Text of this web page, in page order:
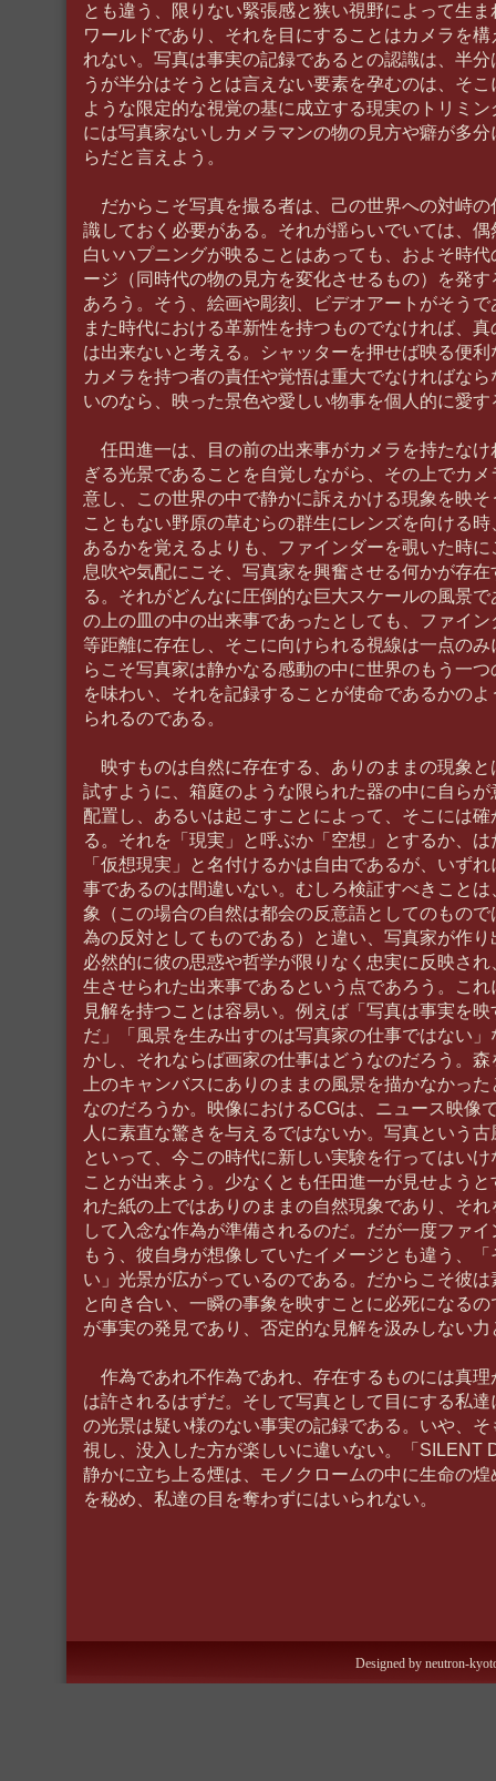
とも違う、限りない緊張感と狭い視野によって生
ワールドであり、それを目にすることはカメラを
れない。写真は事実の記録であるとの認識は、半
うが半分はそうとは言えない要素を孕むのは、そ
ような限定的な視覚の基に成立する現実のトリミ
には写真家ないしカメラマンの物の見方や癖が多
らだと言えよう。
だからこそ写真を撮る者は、己の世界への対峙の
識しておく必要がある。それが揺らいでいては、
白いハプニングが映ることはあっても、およそ時
ージ（同時代の物の見方を変化させるもの）を発
あろう。そう、絵画や彫刻、ビデオアートがそう
また時代における革新性を持つものでなければ、
は出来ないと考える。シャッターを押せば映る便
カメラを持つ者の責任や覚悟は重大でなければな
いのなら、映った景色や愛しい物事を個人的に愛
任田進一は、目の前の出来事がカメラを持たなけ
ぎる光景であることを自覚しながら、その上でカ
意し、この世界の中で静かに訴えかける現象を映
こともない野原の草むらの群生にレンズを向ける
あるかを覚えるよりも、ファインダーを覗いた時
息吹や気配にこそ、写真家を興奮させる何かが存
る。それがどんなに圧倒的な巨大スケールの風景
の上の皿の中の出来事であったとしても、ファイ
等距離に存在し、そこに向けられる視線は一点の
らこそ写真家は静かなる感動の中に世界のもう一
を味わい、それを記録することが使命であるかの
られるのである。
映すものは自然に存在する、ありのままの現象と
試すように、箱庭のような限られた器の中に自ら
配置し、あるいは起こすことによって、そこには
る。それを「現実」と呼ぶか「空想」とするか、
「仮想現実」と名付けるかは自由であるが、いず
事であるのは間違いない。むしろ検証すべきこと
象（この場合の自然は都会の反意語としてのもの
為の反対としてものである）と違い、写真家が作
必然的に彼の思惑や哲学が限りなく忠実に反映さ
生させられた出来事であるという点であろう。こ
見解を持つことは容易い。例えば「写真は事実を
だ」「風景を生み出すのは写真家の仕事ではない
かし、それならば画家の仕事はどうなのだろう。
上のキャンバスにありのままの風景を描かなかっ
なのだろうか。映像におけるCGは、ニュース映像
人に素直な驚きを与えるではないか。写真という
といって、今この時代に新しい実験を行ってはい
ことが出来よう。少なくとも任田進一が見せよう
れた紙の上ではありのままの自然現象であり、そ
して入念な作為が準備されるのだ。だが一度ファ
もう、彼自身が想像していたイメージとも違う、
い」光景が広がっているのである。だからこそ彼
と向き合い、一瞬の事象を映すことに必死になる
が事実の発見であり、否定的な見解を汲みしない力
作為であれ不作為であれ、存在するものには真理
は許されるはずだ。そして写真として目にする私
の光景は疑い様のない事実の記録である。いや、
視し、没入した方が楽しいに違いない。「SILENT
静かに立ち上る煙は、モノクロームの中に生命の
を秘め、私達の目を奪わずにはいられない。
Designed by neutron-